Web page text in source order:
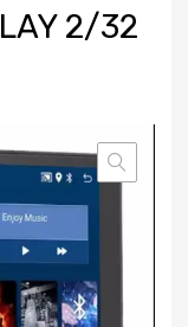
2/32